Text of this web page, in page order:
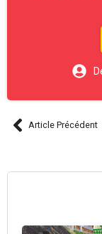
Article Précédent